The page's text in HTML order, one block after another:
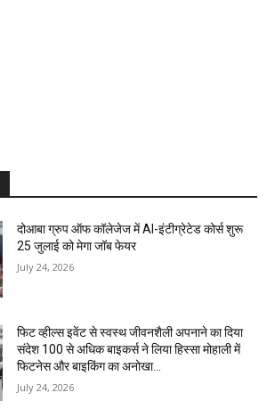
दोआबा ग्रुप ऑफ कॉलेजेज में AI-इंटीग्रेटेड कोर्स शुरू
25 जुलाई को मेगा जॉब फेयर
July 24, 2026
फिट व्हील्स इवेंट से स्वस्थ जीवनशैली अपनाने का दिया
संदेश 100 से अधिक बाइकर्स ने लिया हिस्सा मोहाली में
फिटनेस और बाइकिंग का अनोखा...
July 24, 2026